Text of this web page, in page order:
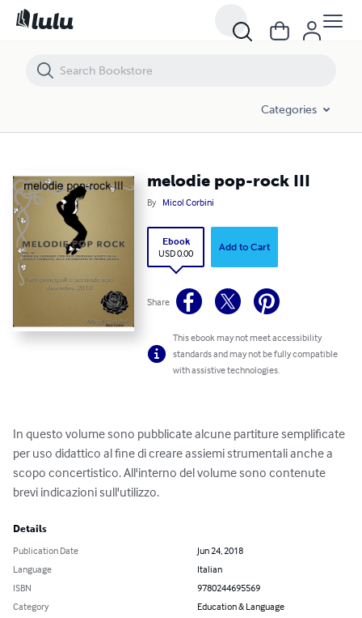
Categories
melodie pop-rock III
By Micol Corbini
Ebook
USD 0.00
Add to Cart
Share
This ebook may not meet accessibility
standards and may not be fully compatible
with assistive technologies.
In questo volume sono pubblicate alcune partiture semplificate
per uso didattico al fine di creare assiemi strumentali anche a
scopo concertistico. All'interno del volume sono contenute
brevi indicazioni sull'utilizzo.
Details
Publication Date
Jun 24, 2018
Language
Italian
ISBN
9780244695569
Category
Education & Language
melodie pop-rock III